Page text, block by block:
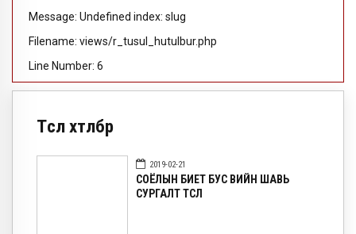
Message: Undefined index: slug
Filename: views/r_tusul_hutulbur.php
Line Number: 6
Төсөл хөтөлбөр
2019-02-21
СОЁЛЫН БИЕТ БУС ӨВИЙН ШАВЬ
СУРГАЛТ ТӨСӨЛ